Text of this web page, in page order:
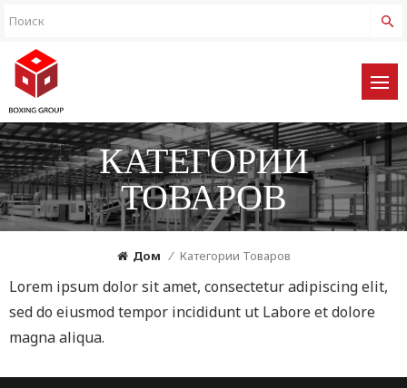
КАТЕГОРИИ
ТОВАРОВ
Дом / Категории Товаров
Lorem ipsum dolor sit amet, consectetur adipiscing elit,
sed do eiusmod tempor incididunt ut Labore et dolore
magna aliqua.